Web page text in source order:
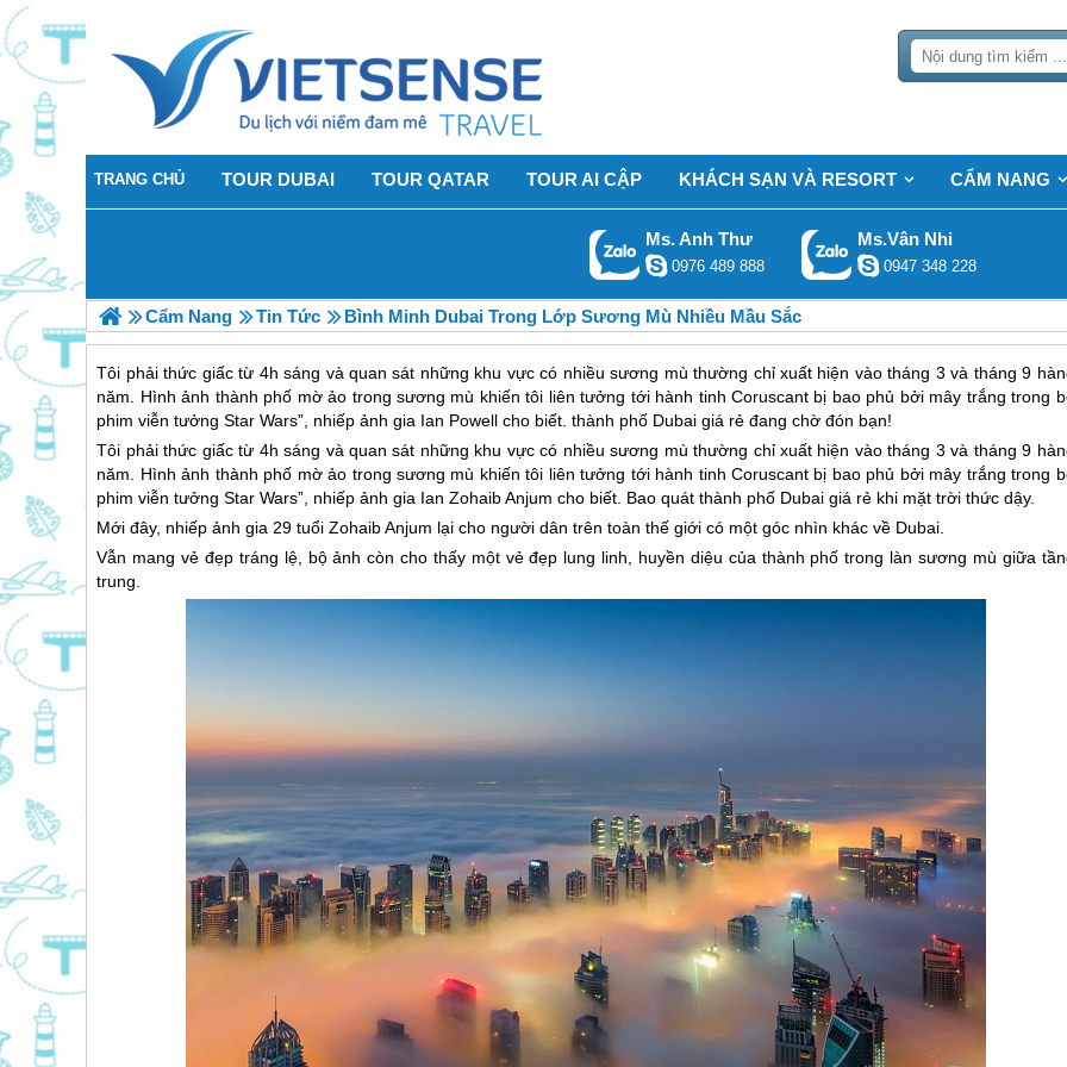
TRANG CHỦ TOUR DUBAI TOUR QATAR TOUR AI CẬP KHÁCH SẠN VÀ RESORT CẨM NANG
Ms. Anh Thư
0976 489 888
Ms.Vân Nhi
0947 348 228
Cẩm Nang Tin Tức Bình Minh Dubai Trong Lớp Sương Mù Nhiều Mầu Sắc
Tôi phải thức giấc từ 4h sáng và quan sát những khu vực có nhiều sương mù thường chỉ xuất hiện vào tháng 3 và tháng 9
năm. Hình ảnh thành phố mờ ảo trong sương mù khiến tôi liên tưởng tới hành tinh Coruscant bị bao phủ bởi mây trắng trong
phim viễn tưởng Star Wars”, nhiếp ảnh gia Ian Powell cho biết. thành phố Dubai giá rẻ đang chờ đón bạn!
Tôi phải thức giấc từ 4h sáng và quan sát những khu vực có nhiều sương mù thường chỉ xuất hiện vào tháng 3 và tháng 9
năm. Hình ảnh thành phố mờ ảo trong sương mù khiến tôi liên tưởng tới hành tinh Coruscant bị bao phủ bởi mây trắng trong
phim viễn tưởng Star Wars”, nhiếp ảnh gia Ian Zohaib Anjum cho biết. Bao quát thành phố Dubai giá rẻ khi mặt trời thức dậy.
Mới đây, nhiếp ảnh gia 29 tuổi Zohaib Anjum lại cho người dân trên toàn thế giới có một góc nhìn khác về Dubai.
Vẫn mang vẻ đẹp tráng lệ, bộ ảnh còn cho thấy một vẻ đẹp lung linh, huyền diệu của thành phố trong làn sương mù giữa
trung.